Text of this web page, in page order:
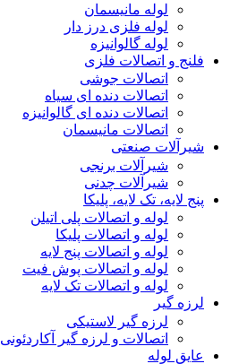
لوله مانیسمان
لوله فلزی درز دار
لوله گالوانیزه
فلنج و اتصالات فلزی
اتصالات جوشی
اتصالات دنده ای سیاه
اتصالات دنده ای گالوانیزه
اتصالات مانیسمان
شیرآلات صنعتی
شیرآلات برنجی
شیرآلات چدنی
پنج لایه، تک لایه، پلیکا
لوله و اتصالات پلی اتیلن
لوله و اتصالات پلیکا
لوله و اتصالات پنج لایه
لوله و اتصالات پوش فیت
لوله و اتصالات تک لایه
لرزه گیر
لرزه گیر لاستیکی
اتصالات و لرزه گیر آکاردئونی
عایق لوله